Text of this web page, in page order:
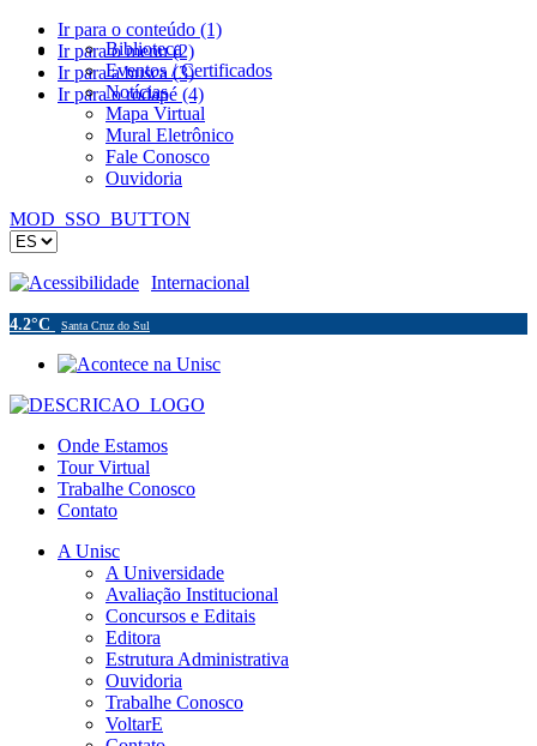
Ir para o conteúdo (1)
Ir para o menu (2)
Ir para a busca (3)
Ir para o rodapé (4)
Biblioteca
Eventos / Certificados
Notícias
Mapa Virtual
Mural Eletrônico
Fale Conosco
Ouvidoria
MOD_SSO_BUTTON
Acessibilidade Internacional
4.2°C Santa Cruz do Sul
Onde Estamos
Tour Virtual
Trabalhe Conosco
Contato
A Unisc
A Universidade
Avaliação Institucional
Concursos e Editais
Editora
Estrutura Administrativa
Ouvidoria
Trabalhe Conosco
VoltarE